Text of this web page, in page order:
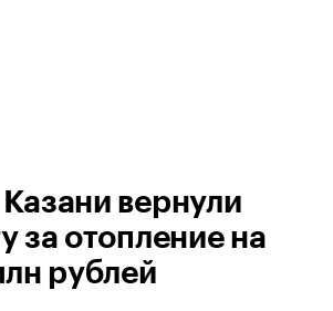
вернули
за отопление на
рублей